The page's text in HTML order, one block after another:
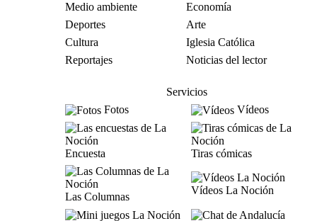
Medio ambiente
Economía
Deportes
Arte
Cultura
Iglesia Católica
Reportajes
Noticias del lector
Servicios
Fotos
Vídeos
Encuesta Tiras cómicas
Las Columnas
Vídeos La Noción